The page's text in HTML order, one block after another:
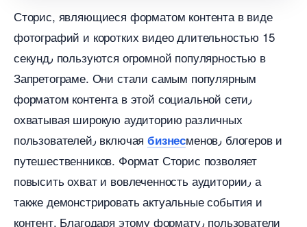
Сторис, являющиеся форматом контента в виде
фотографий и коротких видео длительностью 15
секунд٫ пользуются огромной популярностью
Запретограме.​ Они стали самым популярным
форматом контента в этой социальной сети٫
охватывая широкую аудиторию различных
пользователей٫ включаяизнесменов٫ блогеров и
путешественников. Формат Сторис позволяет
повысить охват и вовлеченность аудитории٫ а
также демонстрировать актуальные события и
контент. Благодаря этому формату٫ пользователи